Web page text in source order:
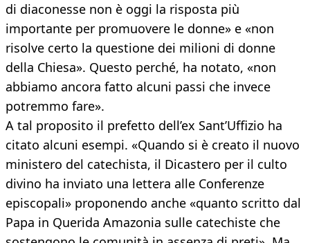
di diaconesse non è oggi la risposta più
importante per promuovere le donne» e «non
risolve certo la questione dei milioni di donne
della Chiesa». Questo perché, ha notato, «non
abbiamo ancora fatto alcuni passi che invece
potremmo fare».
A tal proposito il prefetto dell’ex Sant’Uffizio ha
citato alcuni esempi. «Quando si è creato il nuovo
ministero del catechista, il Dicastero per il culto
divino ha inviato una lettera alle Conferenze
episcopali» proponendo anche «quanto scritto dal
Papa in Querida Amazonia sulle catechiste che